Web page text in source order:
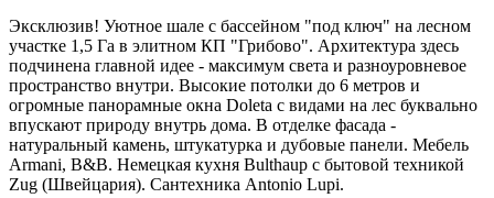
Эксклюзив! Уютное шале с бассейном "под ключ" на лесном
участке 1,5 Га в элитном КП "Грибово". Архитектура здесь
подчинена главной идее - максимум света и разноуровневое
пространство внутри. Высокие потолки до 6 метров и
огромные панорамные окна Doleta с видами на лес буквально
впускают природу внутрь дома. В отделке фасада -
натуральный камень, штукатурка и дубовые панели. Мебель
Armani, B&B. Немецкая кухня Bulthaup с бытовой техникой
Zug (Швейцария). Сантехника Antonio Lupi.